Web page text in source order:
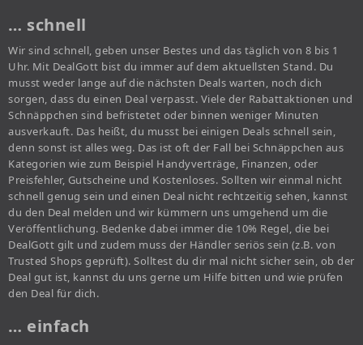
… schnell
Wir sind schnell, geben unser Bestes und das täglich von 8 bis 1
Uhr. Mit DealGott bist du immer auf dem aktuellsten Stand. Du
musst weder lange auf die nächsten Deals warten, noch dich
sorgen, dass du einen Deal verpasst. Viele der Rabattaktionen und
Schnäppchen sind befristetet oder binnen weniger Minuten
ausverkauft. Das heißt, du musst bei einigen Deals schnell sein,
denn sonst ist alles weg. Das ist oft der Fall bei Schnäppchen aus
Kategorien wie zum Beispiel Handyverträge, Finanzen, oder
Preisfehler, Gutscheine und Kostenloses. Sollten wir einmal nicht
schnell genug sein und einen Deal nicht rechtzeitig sehen, kannst
du den Deal melden und wir kümmern uns umgehend um die
Veröffentlichung. Bedenke dabei immer die 10% Regel, die bei
DealGott gilt und zudem muss der Händler seriös sein (z.B. von
Trusted Shops geprüft). Solltest du dir mal nicht sicher sein, ob der
Deal gut ist, kannst du uns gerne um Hilfe bitten und wie prüfen
den Deal für dich.
… einfach